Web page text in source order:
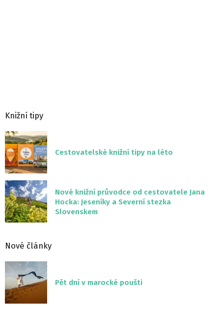
Knižní tipy
Cestovatelské knižní tipy na léto
Nové knižní průvodce od cestovatele Jana
Hocka: Jeseníky a Severní stezka
Slovenskem
Nové články
Pět dní v marocké poušti